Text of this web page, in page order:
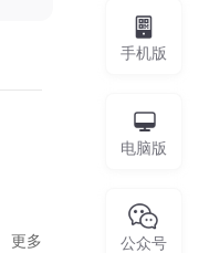
更多
手机版
电脑版
公众号